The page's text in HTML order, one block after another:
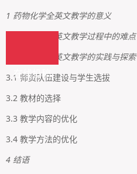
1 药物化学全英文教学的意义
2 药物化学全英文教学过程中的难点
3 药物化学全英文教学的实践与探索
3.1 师资队伍建设与学生选拔
3.2 教材的选择
3.3 教学内容的优化
3.4 教学方法的优化
4 结语
在线投稿